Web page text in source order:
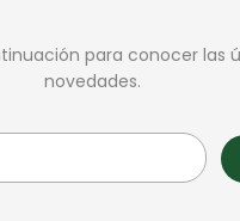
para conocer las
novedades.